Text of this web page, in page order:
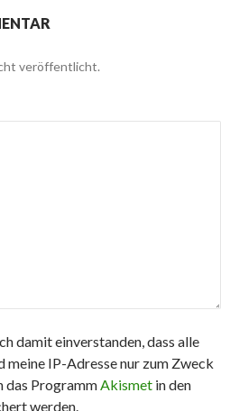
veröffentlicht.
damit einverstanden, dass alle
meine IP-Adresse nur zum Zweck
das ProgrammAkismet in den
werden.